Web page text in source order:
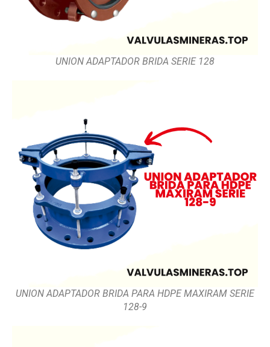
UNION ADAPTADOR BRIDA SERIE 128
UNION ADAPTADOR BRIDA PARA HDPE MAXIRAM SERIE
128-9